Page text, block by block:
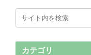
カテゴリ